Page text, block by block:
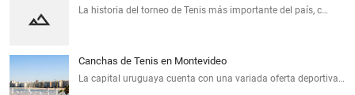
La historia del torneo de Tenis más importante del país, c…
Canchas de Tenis en Montevideo
La capital uruguaya cuenta con una variada oferta deportiva…